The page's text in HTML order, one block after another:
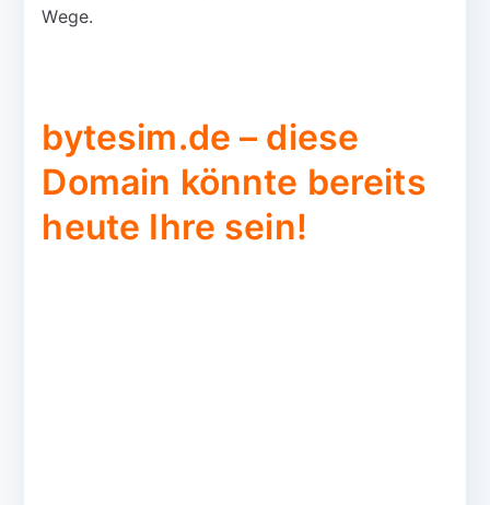
Wege.
bytesim.de – diese
Domain könnte bereits
heute Ihre sein!